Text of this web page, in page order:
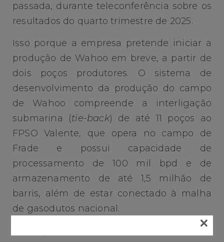
passada, durante teleconferência sobre os
resultados do quarto trimestre de 2025.
Isso porque a empresa pretende iniciar a
produção de Wahoo em breve, a partir de
dois poços produtores. O sistema de
desenvolvimento da produção do campo
de Wahoo compreende a interligação
submarina (tie-back) de até 11 poços ao
FPSO Valente, que opera no campo de
Frade e possui capacidade de
processamento de 100 mil bpd e de
armazenamento de até 1,5 milhão de
barris, além de estar conectado à malha
de gasodutos nacional.
×